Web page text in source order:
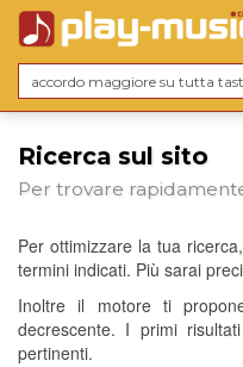
Ricerca sul sito
Per trovare
Per ottimizzare la tua
termini indicati. Più sarai
Inoltre il motore ti
decrescente. I primi
pertinenti.